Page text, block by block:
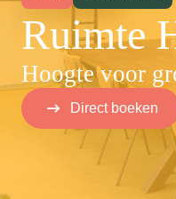
Ruimte
Hoogte voor
Direct boeken